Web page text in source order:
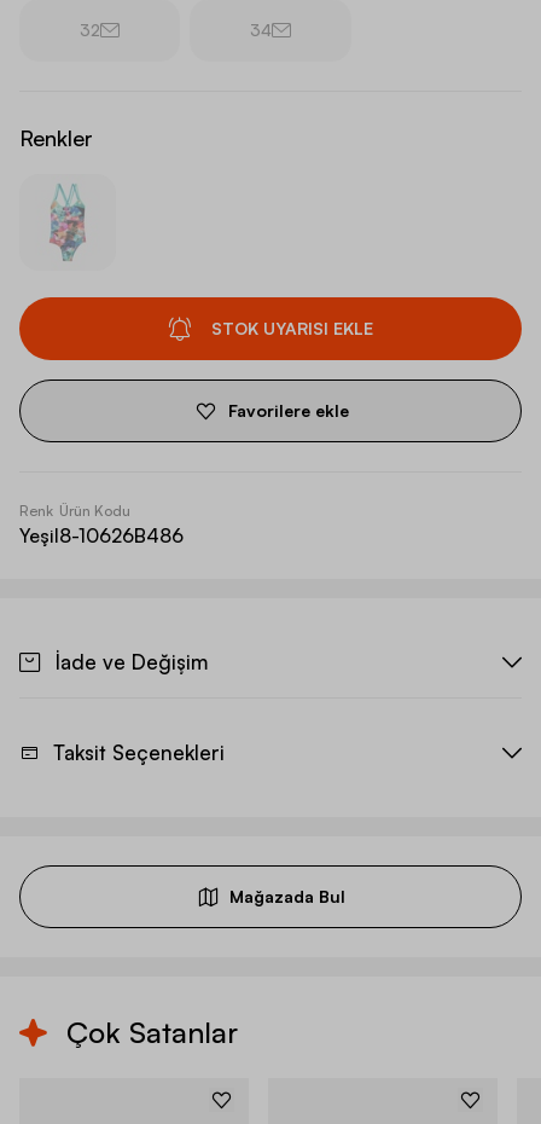
32 34
Renkler
STOK UYARISI EKLE
Favorilere ekle
Renk
Yeşil
Ürün Kodu
8-10626B486
İade ve Değişim
Taksit Seçenekleri
Mağazada Bul
Çok Satanlar